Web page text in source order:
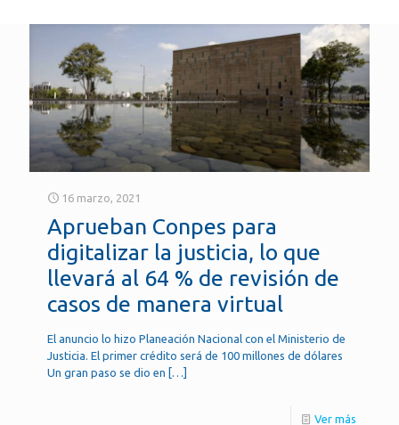
16 marzo, 2021
Aprueban Conpes para
digitalizar la justicia, lo que
llevará al 64 % de revisión de
casos de manera virtual
El anuncio lo hizo Planeación Nacional con el Ministerio de
Justicia. El primer crédito será de 100 millones de dólares
Un gran paso se dio en […]
Ver más